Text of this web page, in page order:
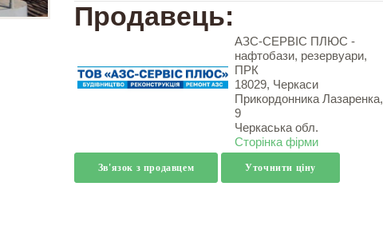
Продавець:
АЗС-СЕРВІС ПЛЮС -
нафтобази, резервуари,
ПРК
18029, Черкаси
Прикордонника Лазаренка,
9
Черкаська обл.
Сторінка фірми
Зв'язок з продавцем Уточнити ціну